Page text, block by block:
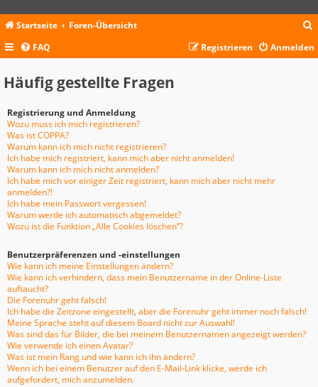
Startseite Foren-Übersicht
c
FAQ Anmelden
Registrieren
Häufig gestellte Fragen
Registrierung und Anmeldung
Wozu muss ich mich registrieren?
Was ist COPPA?
Warum kann ich mich nicht registrieren?
Ich habe mich registriert, kann mich aber nicht anmelden!
Warum kann ich mich nicht anmelden?
Ich habe mich vor einiger Zeit registriert, kann mich aber nicht mehr
anmelden?!
Ich habe mein Passwort vergessen!
Warum werde ich automatisch abgemeldet?
Wozu ist die Funktion „Alle Cookies löschen“?
Benutzerpräferenzen und -einstellungen
Wie kann ich meine Einstellungen ändern?
Wie kann ich verhindern, dass mein Benutzername in der Online-Liste
auftaucht?
Die Forenuhr geht falsch!
Ich habe die Zeitzone eingestellt, aber die Forenuhr geht immer noch falsch!
Meine Sprache steht auf diesem Board nicht zur Auswahl!
Was sind das für Bilder, die bei meinem Benutzernamen angezeigt werden?
Wie verwende ich einen Avatar?
Was ist mein Rang und wie kann ich ihn ändern?
Wenn ich bei einem Benutzer auf den E-Mail-Link klicke, werde ich
aufgefordert, mich anzumelden.